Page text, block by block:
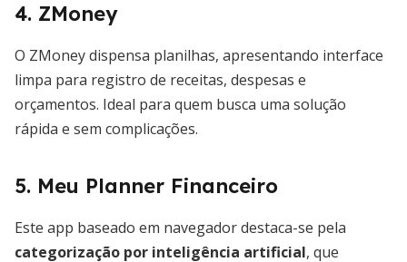
4. ZMoney
O ZMoney dispensa planilhas, apresentando interface
limpa para registro de receitas, despesas e
orçamentos. Ideal para quem busca uma solução
rápida e sem complicações.
5. Meu Planner Financeiro
Este app baseado em navegador destaca-se pela
categorização por inteligência artificial, que